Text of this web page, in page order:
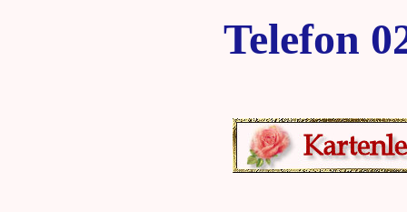
Telefon